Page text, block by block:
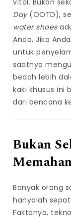
vital. Bukan
Day(OOTD),
water shoes
Anda. Jika
untuk
saatnya
bedah lebih
kaki khusus ini
dari bencana
a
g
a
0
3
Bukan
Banyak orang
hanyalah
Faktanya,